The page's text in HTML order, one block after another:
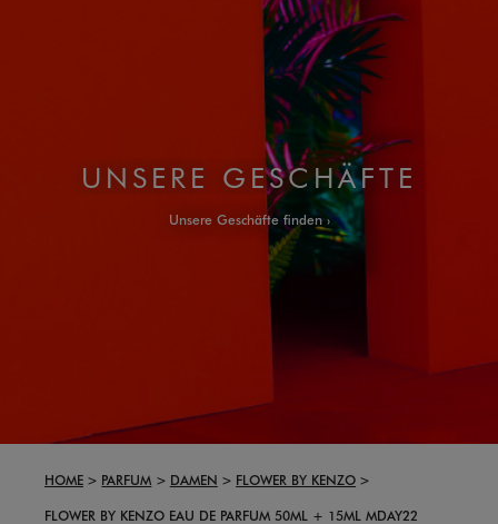
UNSERE GESCHÄFTE
Unsere Geschäfte finden
HOME PARFUM DAMEN
FLOWER BY KENZO
FLOWER BY KENZO EAU DE PARFUM 50ML + 15ML MDAY22